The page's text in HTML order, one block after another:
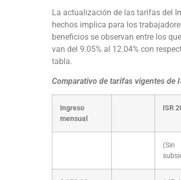
La actualización de las tarifas del
hechos implica para los
beneficios se observan entre los
van del 9.05% al 12.04% con
tabla.
Comparativo de tarifas vigentes de
Ingreso
mensual
ISR
(Sin